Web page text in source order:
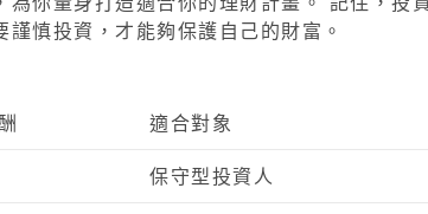
慎投資，才能夠保護自己的財富。
適合對象
保守型投資人